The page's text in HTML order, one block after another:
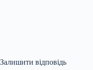
Залишити відповідь